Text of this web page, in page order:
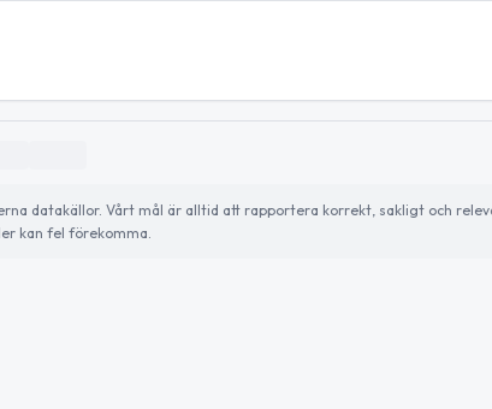
datakällor. Vårt mål är alltid att rapportera korrekt, sakligt och
kan fel förekomma.